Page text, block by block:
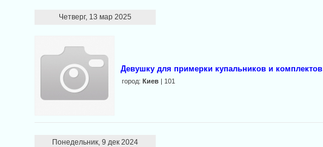
Четверг, 13 мар 2025
Девушку для примерки купальников и комплектов
город:Киев | 101
Понедельник, 9 дек 2024